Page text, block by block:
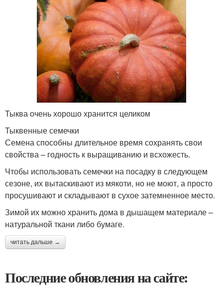
Тыква очень хорошо хранится целиком
Тыквенные семечки
Семена способны длительное время сохранять свои
свойства – годность к выращиванию и всхожесть.
Чтобы использовать семечки на посадку в следующем
сезоне, их вытаскивают из мякоти, но не моют, а просто
просушивают и складывают в сухое затемненное место.
Зимой их можно хранить дома в дышащем материале –
натуральной ткани либо бумаге.
читать дальше →
Последние обновления на сайте: